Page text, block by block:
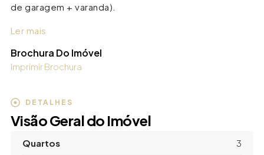
de garagem + varanda).
Ler mais
Brochura Do Imóvel
Imprimir Brochura
DETALHES
Visão Geral do Imóvel
Quartos 3